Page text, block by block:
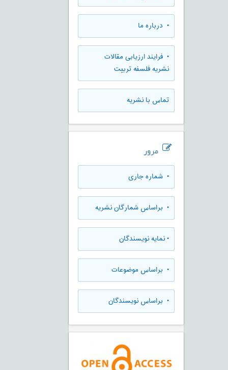
• درباره ما
• فرایند ارزیابی مقالات
نشریه فلسفه تربیت
تماس با نشریه
مرور
• شماره جاری
• براساس شمارگان نشریه
•نمایه نویسندگان
• براساس موضوعات
• براساس نویسندگان